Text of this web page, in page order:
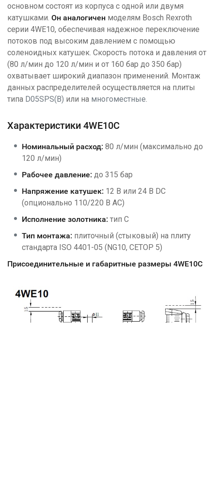
основном состоят из корпуса с одной или двумя
катушками. Он аналогичен моделям Bosch Rexroth
серии 4WE10, обеспечивая надежное переключение
потоков под высоким давлением с помощью
соленоидных катушек. Скорость потока и давления от
(80 л/мин до 120 л/мин и от 160 бар до 350 бар)
охватывает широкий диапазон применений. Монтаж
данных распределителей осуществляется на плиты
типа D05SPS(B) или на многоместные.
Характеристики 4WE10C
Номинальный расход: 80 л/мин (максимально до
120 л/мин)
Рабочее давление: до 315 бар
Напряжение катушек: 12 В или 24 В DC
(опционально 110/220 В AC)
Исполнение золотника: тип C
Тип монтажа: плиточный (стыковый) на плиту
стандарта ISO 4401-05 (NG10, CETOP 5)
Присоединительные и габаритные размеры 4WE10C